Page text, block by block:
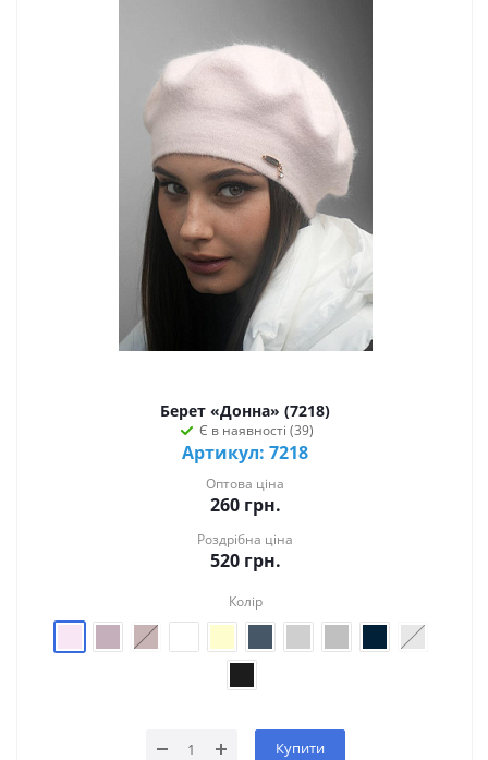
Берет «Донна» (7218)
Є в наявності (39)
Артикул: 7218
Оптова ціна
260грн.
Роздрібна ціна
520грн.
Колір
Купити